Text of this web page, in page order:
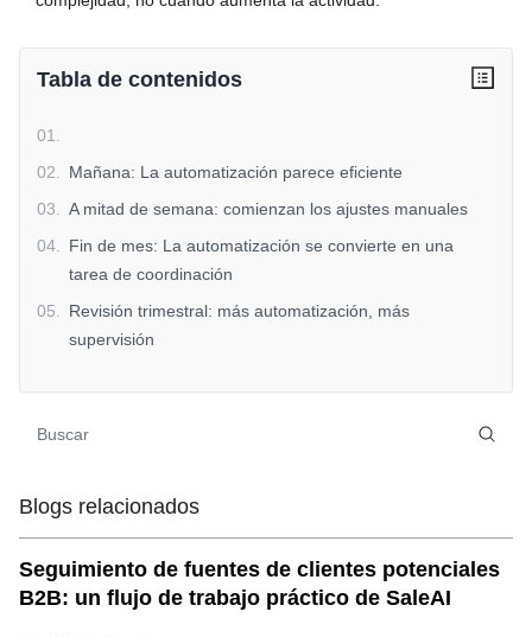
Tabla de contenidos
01
02
Mañana: La automatización parece eficiente
03
A mitad de semana: comienzan los ajustes manuales
04
Fin de mes: La automatización se convierte en una
tarea de coordinación
05
Revisión trimestral: más automatización, más
supervisión
07. ¿Por qué este patrón es común?
09. Repensando el valor de la automatización
Blogs relacionados
Seguimiento de fuentes de clientes potenciales
B2B: un flujo de trabajo práctico de SaleAI